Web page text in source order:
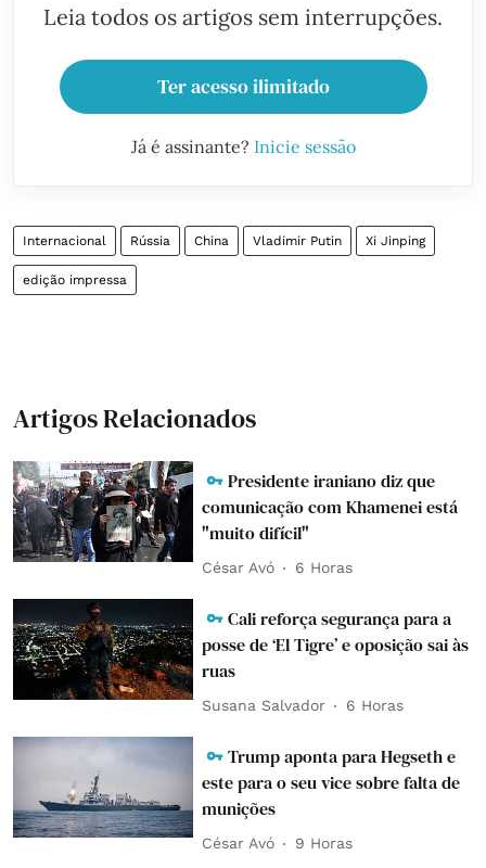
Leia todos os artigos sem interrupções.
Ter acesso ilimitado
Já é assinante? Inicie sessão
Internacional Rússia China Vladimir Putin Xi Jinping
edição impressa
Artigos Relacionados
Presidente iraniano diz que
comunicação com Khamenei está
"muito difícil"
César Avó 6 Horas
Cali reforça segurança para a
posse de ‘El Tigre’ e oposição sai às
ruas
Susana Salvador 6 Horas
Trump aponta para Hegseth e
este para o seu vice sobre falta de
munições
César Avó 9 Horas